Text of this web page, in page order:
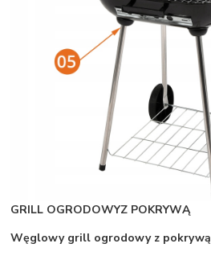
GRILL OGRODOWYZ POKRYWĄ
Węglowy grill ogrodowy z pokrywą